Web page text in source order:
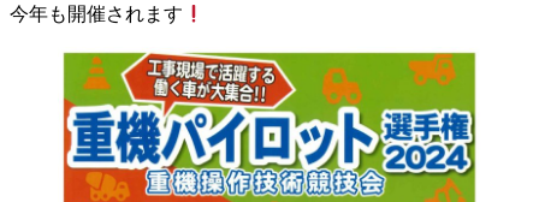
今年も開催されます